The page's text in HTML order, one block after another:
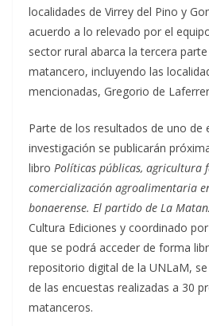
localidades de Virrey del Pino y
acuerdo a lo relevado por el
sector rural abarca la tercera
matancero, incluyendo las
mencionadas, Gregorio de
Parte de los resultados de uno de
investigación se publicarán
libro Políticas públicas, agricultura
comercialización agroalimentaria
bonaerense. El partido de La
Cultura Ediciones y coordinado
que se podrá acceder de forma
repositorio digital de la UNLaM,
de las encuestas realizadas a 30
matanceros.